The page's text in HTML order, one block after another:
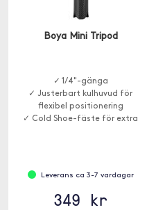
Boya Mini Tripod
✓ 1/4"-gänga
✓ Justerbart kulhuvud för
flexibel positionering
✓ Cold Shoe-fäste för extra
Leverans ca 3-7 vardagar
349 kr